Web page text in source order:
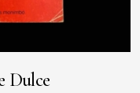
Dulce